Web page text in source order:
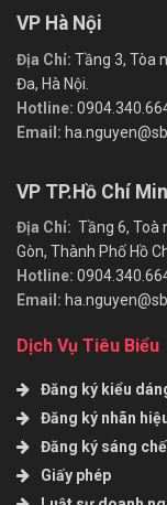
VP Hà Nội
Địa Chỉ: Tầng 3, Tòa
Đa, Hà Nội.
Hotline:
Email:
VP TP.Hồ Chí
Địa Chỉ: Tầng 6, Toà
Gòn, Thành Phố Hồ
Hotline:
Email:
Dịch Vụ Tiêu Biểu
Đăng ký kiểu
Đăng ký nhãn
Đăng ký sáng chế
Giấy phép